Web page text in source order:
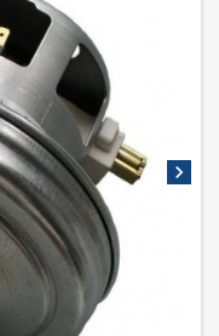
chevron_right